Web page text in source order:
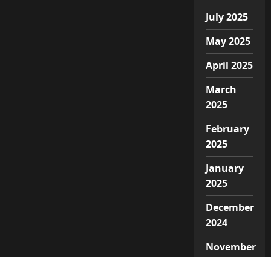
July 2025
May 2025
April 2025
March
2025
February
2025
January
2025
December
2024
November